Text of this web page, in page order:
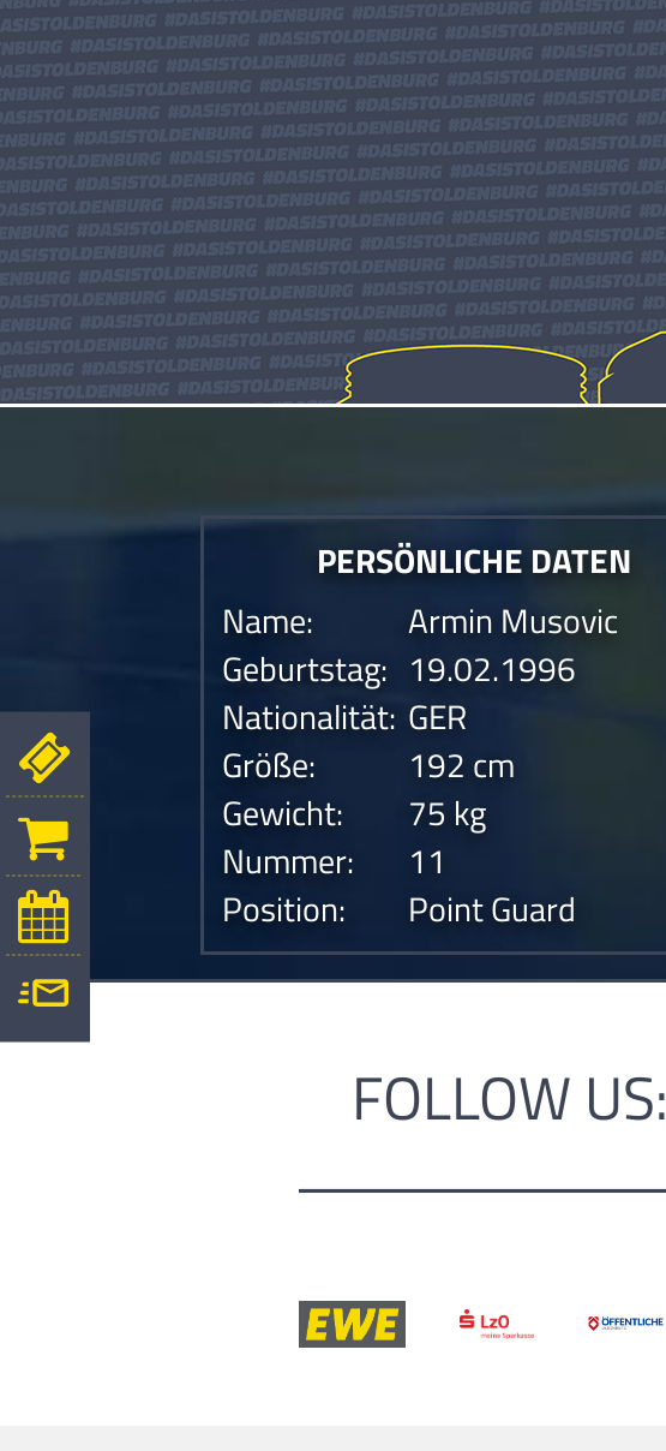
PERSÖNLICHE DATEN
Name:
Armin Musovic
Geburtstag: 19.02.1996
Nationalität: GER
Größe:
192 cm
Gewicht:
75 kg
Nummer:
11
Position:
Point Guard
FOLLOW US: